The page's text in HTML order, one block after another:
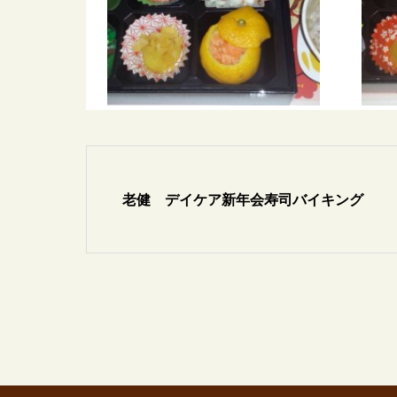
老健 デイケア新年会寿司バイキング